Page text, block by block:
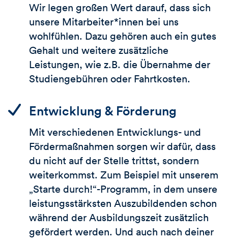
Wir legen großen Wert darauf, dass sich
unsere Mitarbeiter*innen bei uns
wohlfühlen. Dazu gehören auch ein gutes
Gehalt und weitere zusätzliche
Leistungen, wie z.B. die Übernahme der
Studiengebühren oder Fahrtkosten.
Entwicklung & Förderung
Mit verschiedenen Entwicklungs- und
Fördermaßnahmen sorgen wir dafür, dass
du nicht auf der Stelle trittst, sondern
weiterkommst. Zum Beispiel mit unserem
„Starte durch!“-Programm, in dem unsere
leistungsstärksten Auszubildenden schon
während der Ausbildungszeit zusätzlich
gefördert werden. Und auch nach deiner